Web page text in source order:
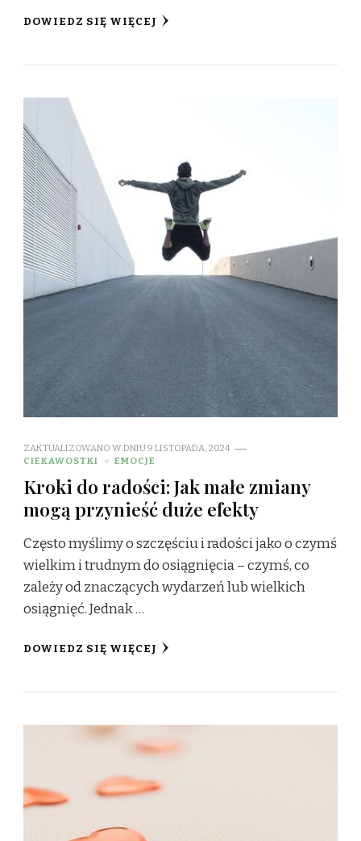
DOWIEDZ SIĘ WIĘCEJ
ZAKTUALIZOWANO W DNIU9 LISTOPADA, 2024
CIEKAWOSTKI
EMOCJE
Kroki do radości: Jak małe zmiany
mogą przynieść duże efekty
Często myślimy o szczęściu i radości jako o czymś
wielkim i trudnym do osiągnięcia – czymś, co
zależy od znaczących wydarzeń lub wielkich
osiągnięć. Jednak …
DOWIEDZ SIĘ WIĘCEJ